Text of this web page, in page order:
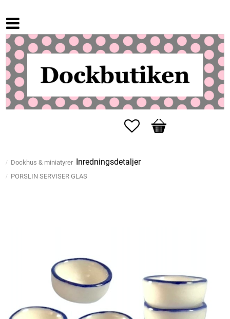
Favoriter
Kundvagn
Dockhus & miniatyrer Inredningsdetaljer
PORSLIN SERVISER GLAS